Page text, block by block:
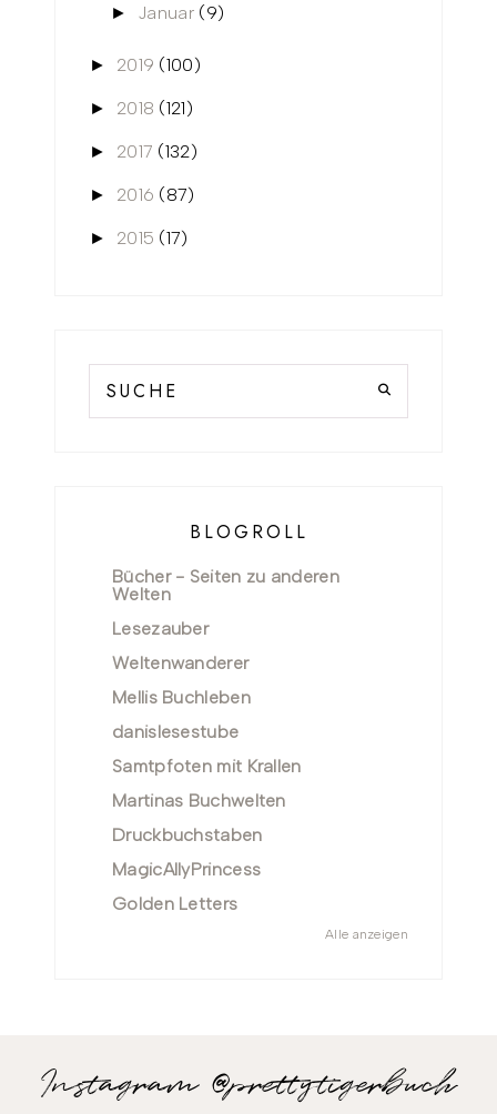
► Januar (9)
► 2019 (100)
► 2018 (121)
► 2017 (132)
► 2016 (87)
► 2015 (17)
BLOGROLL
Bücher - Seiten zu anderen
Welten
Lesezauber
Weltenwanderer
Mellis Buchleben
danislesestube
Samtpfoten mit Krallen
Martinas Buchwelten
Druckbuchstaben
MagicAllyPrincess
Golden Letters
Alle anzeigen
Instagram @prettytigerbuch